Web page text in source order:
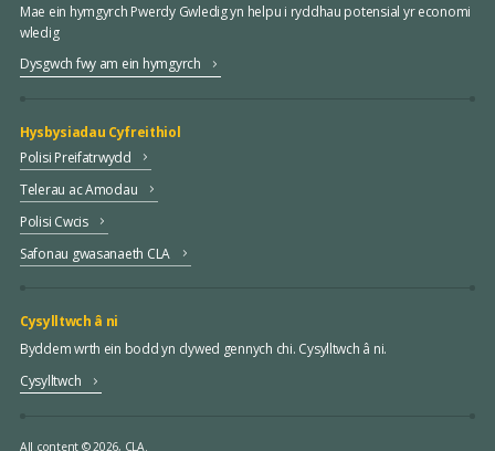
Mae ein hymgyrch Pwerdy Gwledig yn helpu i ryddhau potensial yr economi
wledig
Dysgwch fwy am ein hymgyrch
Hysbysiadau Cyfreithiol
Polisi Preifatrwydd
Telerau ac Amodau
Polisi Cwcis
Safonau gwasanaeth CLA
Cysylltwch â ni
Byddem wrth ein bodd yn clywed gennych chi. Cysylltwch â ni.
Cysylltwch
All content © 2026, CLA.